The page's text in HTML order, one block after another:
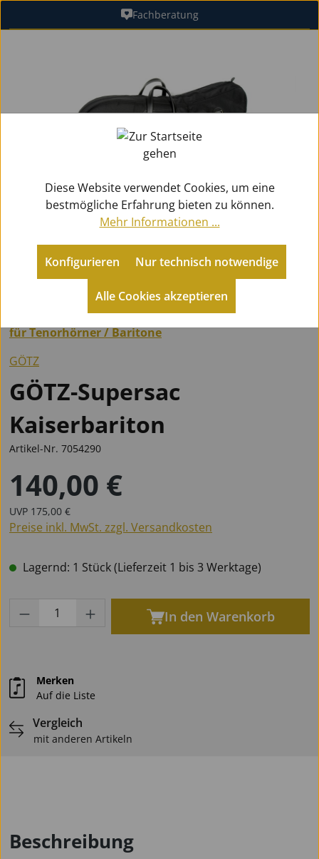
Zum Hauptinhalt springenFachberatung
Koffer / Gigbags
für Tenorhörner / Baritone
GÖTZ
GÖTZ-Supersac
Kaiserbariton
Artikel-Nr. 7054290
Regulärer Preis:
140,00 €
UVP Regulärer Preis:
175,00 €
Preise inkl. MwSt. zzgl. Versandkosten
Lagernd: 1 Stück (Lieferzeit 1 bis 3 Werktage)
Produkt Anzahl: Gib den gewünschten
In den Warenkorb
Merken
Auf die Liste
Vergleich
mit anderen Artikeln
Beschreibung
Diese Website verwendet Cookies, um eine
bestmögliche Erfahrung bieten zu können.
Mehr Informationen ...
Konfigurieren
Alle Cookies akzeptieren
Nur technisch notwendige